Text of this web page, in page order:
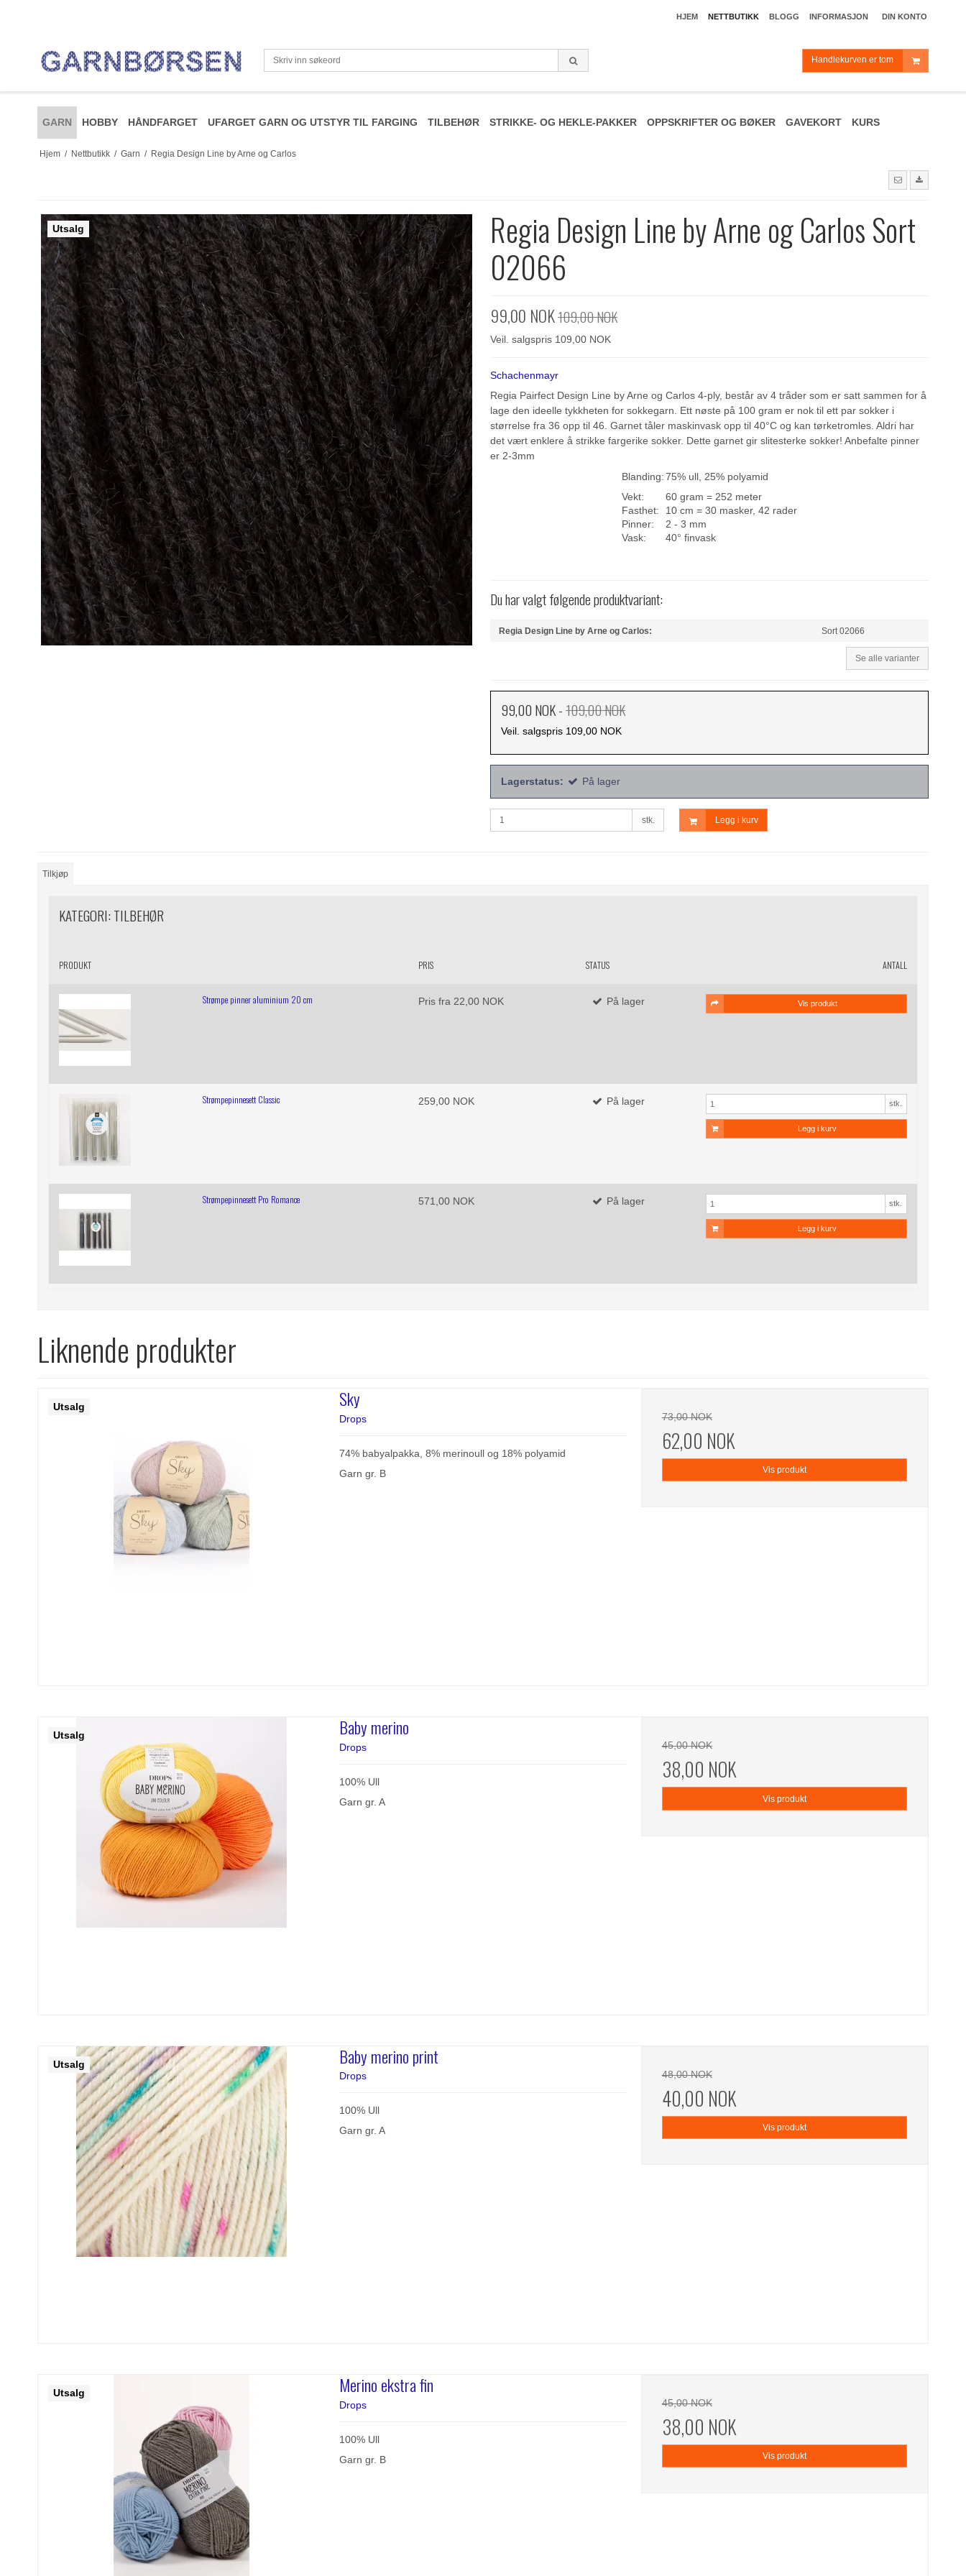
HJEM NETTBUTIKK BLOGG INFORMASJON DIN KONTO
Handlekurven er tom
GARN HOBBY HÅNDFARGET UFARGET GARN OG UTSTYR TIL FARGING TILBEHØR STRIKKE- OG HEKLE-PAKKER OPPSKRIFTER OG BØKER GAVEKORT KURS
Hjem / Nettbutikk / Garn / Regia Design Line by Arne og Carlos
Utsalg
Regia Design Line by Arne og Carlos Sort
02066
99,00 NOK109,00 NOK
Veil. salgspris 109,00 NOK
Schachenmayr
Regia Pairfect Design Line by Arne og Carlos 4-ply, består av 4 tråder som er satt sammen for å
lage den ideelle tykkheten for sokkegarn. Ett nøste på 100 gram er nok til ett par sokker i
størrelse fra 36 opp til 46. Garnet tåler maskinvask opp til 40°C og kan tørketromles. Aldri har
det vært enklere å strikke fargerike sokker. Dette garnet gir slitesterke sokker! Anbefalte pinner
er 2-3mm
Blanding:75% ull, 25% polyamid
Vekt:
60 gram = 252 meter
Fasthet:
10 cm = 30 masker, 42 rader
Pinner:
2 - 3 mm
Vask:
40° finvask
Du har valgt følgende produktvariant:
Regia Design Line by Arne og Carlos: Sort 02066
Se alle varianter
99,00 NOK-109,00 NOK
Veil. salgspris 109,00 NOK
Lagerstatus: På lager
stk. Legg i kurv
Tilkjøp
KATEGORI: TILBEHØR
PRODUKT PRIS STATUS ANTALL
Strømpe pinner aluminium 20 cm Pris fra 22,00 NOK På lager Vis produkt
Strømpepinnesett Classic 259,00 NOK På lager stk.
Legg i kurv
Strømpepinnesett Pro Romance 571,00 NOK På lager stk.
Legg i kurv
Liknende produkter
Utsalg Sky
Drops
74% babyalpakka, 8% merinoull og 18% polyamid
Garn gr. B
73,00 NOK
62,00 NOK
Vis produkt
Utsalg Baby merino
Drops
100% Ull
Garn gr. A
45,00 NOK
38,00 NOK
Vis produkt
Utsalg Baby merino print
Drops
100% Ull
Garn gr. A
48,00 NOK
40,00 NOK
Vis produkt
Utsalg Merino ekstra fin
Drops
100% Ull
Garn gr. B
45,00 NOK
38,00 NOK
Vis produkt